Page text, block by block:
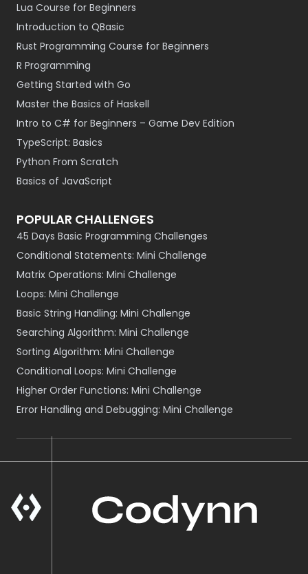
Lua Course for Beginners
Introduction to QBasic
Rust Programming Course for Beginners
R Programming
Getting Started with Go
Master the Basics of Haskell
Intro to C# for Beginners – Game Dev Edition
TypeScript: Basics
Python From Scratch
Basics of JavaScript
POPULAR CHALLENGES
45 Days Basic Programming Challenges
Conditional Statements: Mini Challenge
Matrix Operations: Mini Challenge
Loops: Mini Challenge
Basic String Handling: Mini Challenge
Searching Algorithm: Mini Challenge
Sorting Algorithm: Mini Challenge
Conditional Loops: Mini Challenge
Higher Order Functions: Mini Challenge
Error Handling and Debugging: Mini Challenge